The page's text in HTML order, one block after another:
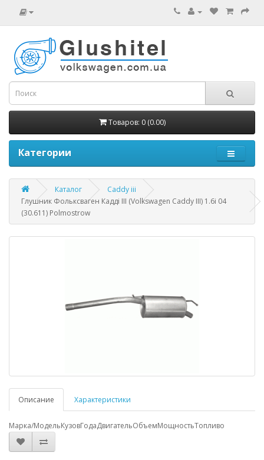
Товаров: 0 (0.00)
Категории
Каталог
Caddy iii
Глушник Фольксваген Кадді III (Volkswagen Caddy III) 1.6i 04
(30.611) Polmostrow
Описание Характеристики
Марка/МодельКузовГодаДвигательОбъемМощностьТопливо